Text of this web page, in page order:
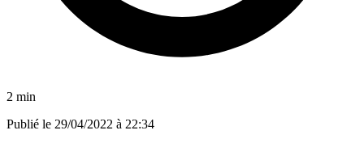
2 min
Publié le 29/04/2022 à 22:34